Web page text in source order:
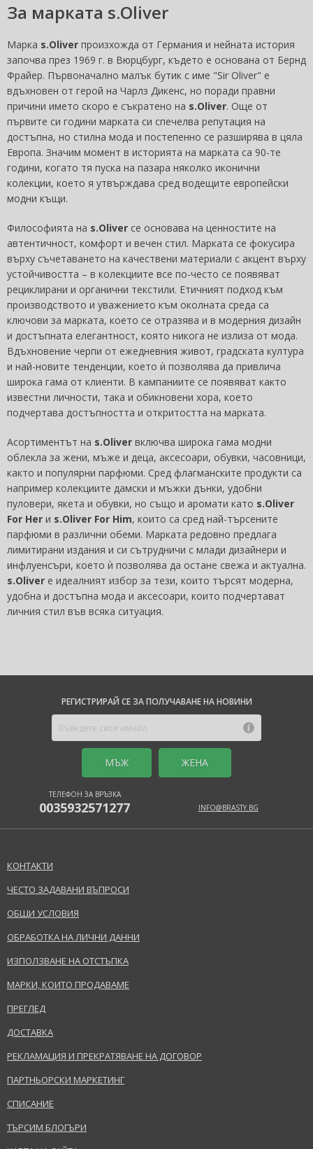
За марката s.Oliver
Марка s.Oliver произхожда от Германия и нейната история
започва през 1969 г. в Вюрцбург, където е основана от Бернд
Фрайер. Първоначално малък бутик с име "Sir Oliver" е
вдъхновен от герой на Чарлз Дикенс, но поради правни
причини името скоро е съкратено на s.Oliver. Още от
първите си години марката си спечелва репутация на
достъпна, но стилна мода и постепенно се разширява в цяла
Европа. Значим момент в историята на марката са 90-те
години, когато тя пуска на пазара няколко иконични
колекции, което я утвърждава сред водещите европейски
модни къщи.
Философията на s.Oliver се основава на ценностите на
автентичност, комфорт и вечен стил. Марката се фокусира
върху съчетаването на качествени материали с акцент върху
устойчивостта – в колекциите все по-често се появяват
рециклирани и органични текстили. Етичният подход към
производството и уважението към околната среда са
ключови за марката, което се отразява и в модерния дизайн
и достъпната елегантност, която никога не излиза от мода.
Вдъхновение черпи от ежедневния живот, градската култура
и най-новите тенденции, което ѝ позволява да привлича
широка гама от клиенти. В кампаниите се появяват както
известни личности, така и обикновени хора, което
подчертава достъпността и откритостта на марката.
Асортиментът на s.Oliver включва широка гама модни
облекла за жени, мъже и деца, аксесоари, обувки, часовници,
както и популярни парфюми. Сред флагманските продукти са
например колекциите дамски и мъжки дънки, удобни
пуловери, якета и обувки, но също и аромати като s.Oliver
For Her и s.Oliver For Him, които са сред най-търсените
парфюми в различни обеми. Марката редовно предлага
лимитирани издания и си сътрудничи с млади дизайнери и
инфлуенсъри, което ѝ позволява да остане свежа и актуална.
s.Oliver е идеалният избор за тези, които търсят модерна,
удобна и достъпна мода и аксесоари, които подчертават
личния стил във всяка ситуация.
РЕГИСТРИРАЙ СЕ ЗА ПОЛУЧАВАНЕ НА НОВИНИ
MЪЖ ЖЕНА
ТЕЛЕФОН ЗА ВРЪЗКА
0035932571277 INFO@BRASTY.BG
КОНТАКТИ
ЧЕСТО ЗАДАВАНИ ВЪПРОСИ
ОБЩИ УСЛОВИЯ
ОБРАБОТКА НА ЛИЧНИ ДАННИ
ИЗПОЛЗВАНЕ НА ОТСТЪПКА
МАРКИ, КОИТО ПРОДАВАМЕ
ПРЕГЛЕД
ДОСТАВКА
РЕКЛАМАЦИЯ И ПРЕКРАТЯВАНЕ НА ДОГОВОР
ПАРТНЬОРСКИ МАРКЕТИНГ
СПИСАНИЕ
ТЪРСИМ БЛОГЪРИ